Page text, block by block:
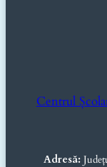
Centrul
Adresă: